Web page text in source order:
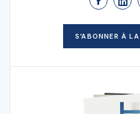
S’ABONNER À